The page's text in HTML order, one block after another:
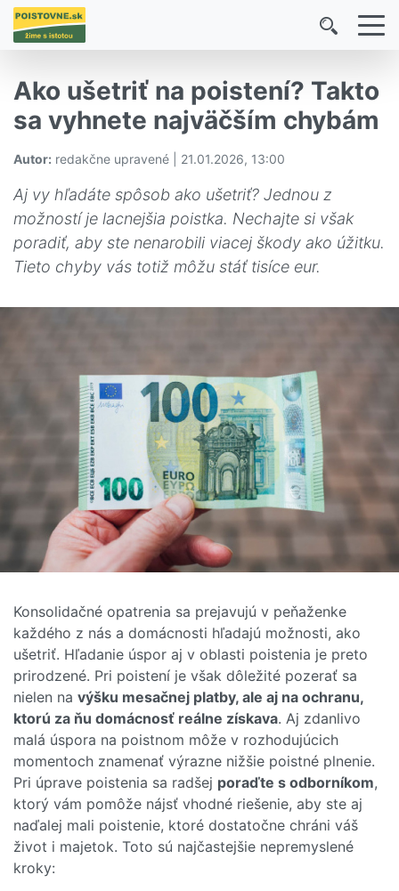
Ako ušetriť na poistení? Takto
sa vyhnete najväčším chybám
Autor: redakčne upravené | 21.01.2026, 13:00
Aj vy hľadáte spôsob ako ušetriť? Jednou z
možností je lacnejšia poistka. Nechajte si však
poradiť, aby ste nenarobili viacej škody ako úžitku.
Tieto chyby vás totiž môžu stáť tisíce eur.
Konsolidačné opatrenia sa prejavujú v peňaženke
každého z nás a domácnosti hľadajú možnosti, ako
ušetriť. Hľadanie úspor aj v oblasti poistenia je preto
prirodzené. Pri poistení je však dôležité pozerať sa
nielen na výšku mesačnej platby, ale aj na ochranu,
ktorú za ňu domácnosť reálne získava. Aj zdanlivo
malá úspora na poistnom môže v rozhodujúcich
momentoch znamenať výrazne nižšie poistné plnenie.
Pri úprave poistenia sa radšej poraďte s odborníkom,
ktorý vám pomôže nájsť vhodné riešenie, aby ste aj
naďalej mali poistenie, ktoré dostatočne chráni váš
život i majetok. Toto sú najčastejšie nepremyslené
kroky: